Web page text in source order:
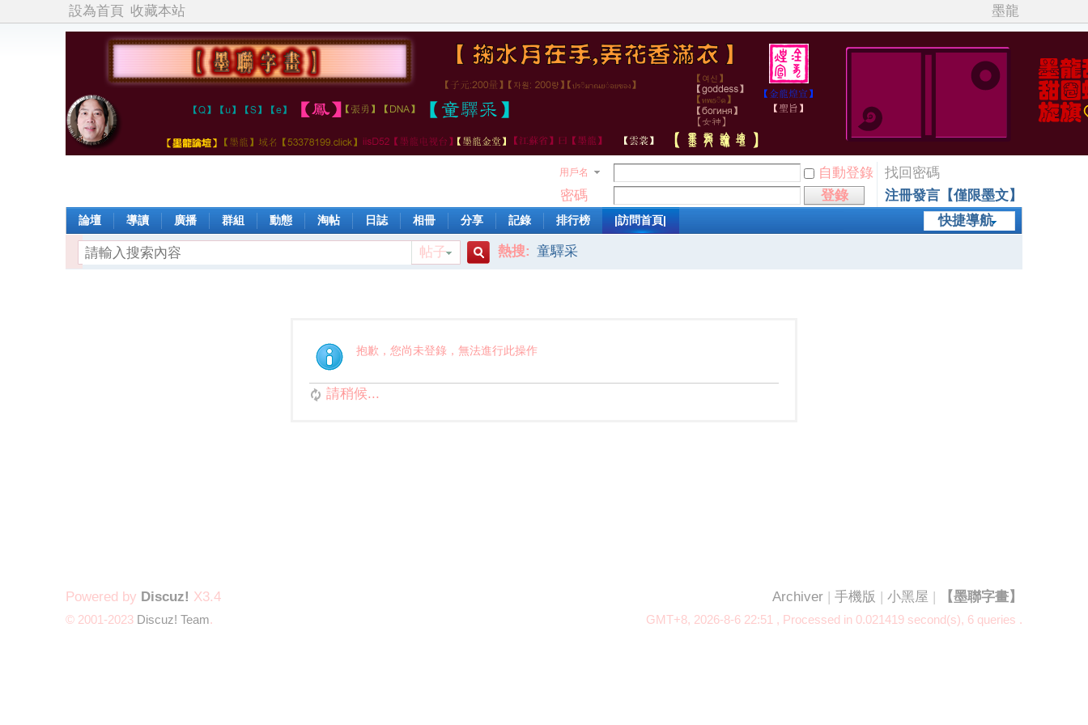
設為首頁 收藏本站 墨龍
用戶名 自動登錄
找回密碼
密碼
登錄
注冊發言【僅限墨文】
快捷導航
論壇 導讀 廣播 群組 動態 淘帖 日誌 相冊 分享 記錄 排行榜 |訪問首頁|
帖子
索
熱搜: 童驛采
抱歉，您尚未登錄，無法進行此操作
請稍候...
Archiver | 手機版 | 小黑屋 | 【墨聯字畫】
GMT+8, 2026-8-6 22:51 , Processed in 0.021419 second(s), 6 queries .
Powered by Discuz! X3.4
© 2001-2023 Discuz! Team.